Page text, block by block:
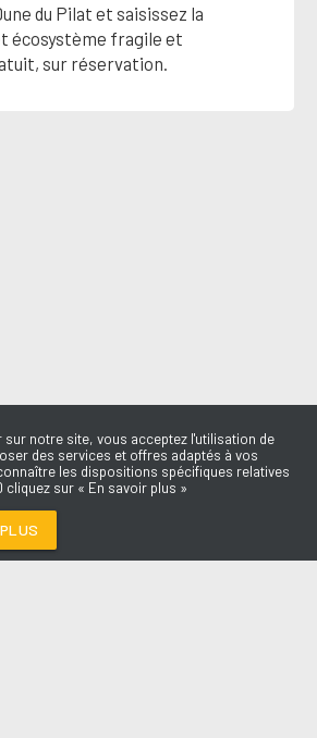
BZRP MUSIC
du Pilat et saisissez la
écosystème fragile et
sur réservation.
sur notre site, vous acceptez l'utilisation de
des services et offres adaptés à vos
les dispositions spécifiques relatives
cliquez sur « En savoir plus »